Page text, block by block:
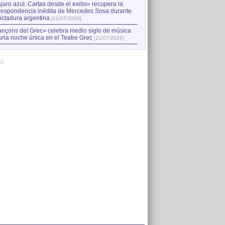
azul. Cartas desde el exilio» recupera la
inédita de Mercedes Sosa durante
argentina [21/07/2026]
del Grec» celebra medio siglo de música
noche única en el Teatre Grec [21/07/2026]